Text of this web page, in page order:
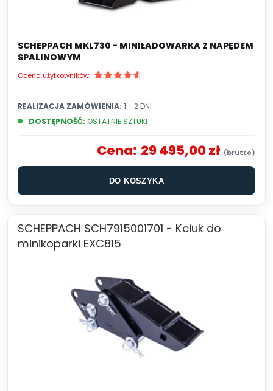
SCHEPPACH MKL730 - MINIŁADOWARKA Z NAPĘDEM
SPALINOWYM
Ocena użytkowników:
DOSTĘPNOŚĆ: OSTATNIE SZTUKI
REALIZACJA ZAMÓWIENIA: 1 - 2 DNI
Cena: 29 495,00 zł
DO KOSZYKA
SCHEPPACH SCH7915001701 - Kciuk do
minikoparki EXC815